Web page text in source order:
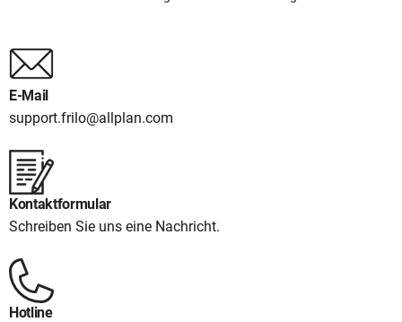
E-Mail
support.frilo@allplan.com
Kontaktformular
Schreiben Sie uns eine Nachricht.
Hotline